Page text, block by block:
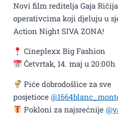
Novi film reditelja Gaja
operativcima koji djeluju u
Action Night SIVA ZONA!
Cineplexx Big Fashion
Četvrtak, 14. maj u 20:00h
Piće dobrodošlice za sve
posjetioce
Pokloni za najsrećnije